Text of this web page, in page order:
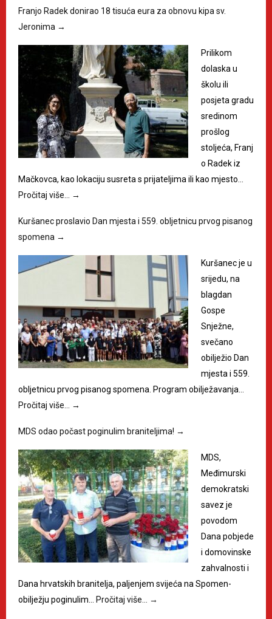
Franjo Radek donirao 18 tisuća eura za obnovu kipa sv.
Jeronima →
Prilikom
dolaska u
školu ili
posjeta gradu
sredinom
prošlog
stoljeća, Franj
o Radek iz
Mačkovca, kao lokaciju susreta s prijateljima ili kao mjesto…
Pročitaj više… →
Kuršanec proslavio Dan mjesta i 559. obljetnicu prvog pisanog
spomena →
Kuršanec je u
srijedu, na
blagdan
Gospe
Snježne,
svečano
obilježio Dan
mjesta i 559.
obljetnicu prvog pisanog spomena. Program obilježavanja…
Pročitaj više… →
MDS odao počast poginulim braniteljima! →
MDS,
Međimurski
demokratski
savez je
povodom
Dana pobjede
i domovinske
zahvalnosti i
Dana hrvatskih branitelja, paljenjem svijeća na Spomen-
obilježju poginulim… Pročitaj više… →